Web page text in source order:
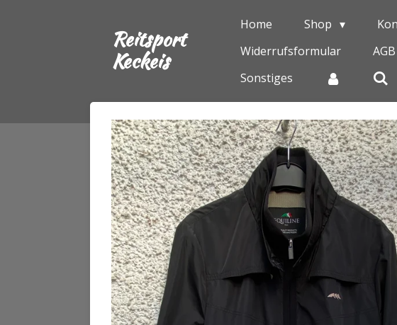
Reitsport
Keckeis
Home Shop
Widerrufsformular
AGB
Sonstiges